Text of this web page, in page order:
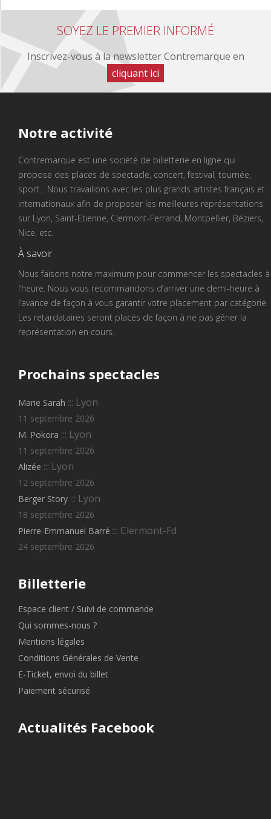
SOYEZ LE PREMIER INFORMÉ
Inscrivez-vous à la newsletter Contremarque en
cliquant ici
Notre activité
Contremarque est une société de billetterie en ligne qui
propose des places de spectacle, concert, festival, tournée,
sport... Nous travaillons avec les plus grands artistes français et
internationaux afin de proposer les meilleures représentations
sur Lyon, Saint-Etienne, Clermont-Ferrand, Montpellier, Béziers,
Nice, etc.
À savoir
Nous faisons notre maximum pour commencer les spectacles à
l’heure. Nous vous recommandons d’arriver une demi-heure à
l’avance de façon à vous garantir votre placement par catégorie.
Les retardataires seront placés de façon à ne pas gêner la
représentation en cours.
Prochains spectacles
Marie Sarah ::: Lyon
11 septembre 2026
M. Pokora ::: Lyon
11 septembre 2026
Alizée ::: Lyon
12 septembre 2026
Berger Story ::: Lyon
18 septembre 2026
Pierre-Emmanuel Barré ::: Clermont-Fd
24 septembre 2026
Billetterie
Espace client / Suivi de commande
Qui sommes-nous ?
Mentions légales
Conditions Générales de Vente
E-Ticket, envoi du billet
Paiement sécurisé
Actualités Facebook